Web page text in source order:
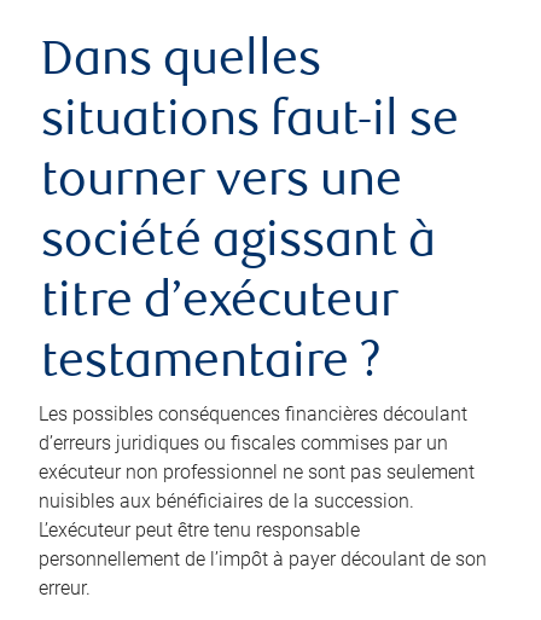
Dans quelles
situations faut-il se
tourner vers une
société agissant à
titre d’exécuteur
testamentaire ?
Les possibles conséquences financières découlant
d’erreurs juridiques ou fiscales commises par un
exécuteur non professionnel ne sont pas seulement
nuisibles aux bénéficiaires de la succession.
L’exécuteur peut être tenu responsable
personnellement de l’impôt à payer découlant de son
erreur.